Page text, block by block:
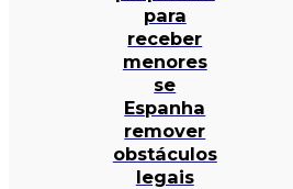
para
receber
menores
se
Espanha
remover
obstáculos
legais